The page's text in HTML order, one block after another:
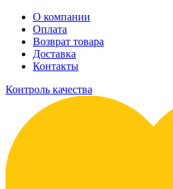
О компании
Оплата
Возврат товара
Доставка
Контакты
Контроль качества